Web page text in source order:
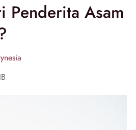
Penderita Asam